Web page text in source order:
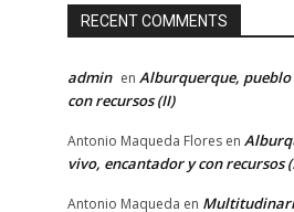
RECENT COMMENTS
admin en Alburquerque,
con recursos (II)
Antonio Maqueda Flores en
vivo, encantador y con recursos
Antonio Maqueda en